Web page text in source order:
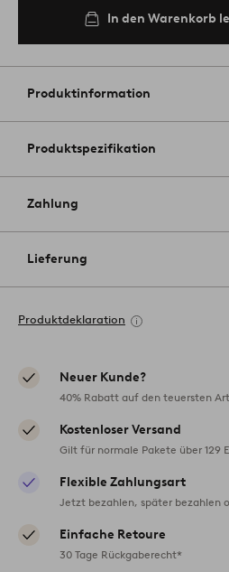
In den Warenkorb
Produktinformation
Produktspezifikation
Zahlung
Lieferung
Produktdeklaration
Neuer Kunde?
40% Rabatt auf den teuersten
Kostenloser Versand
Gilt für normale Pakete über 129
Flexible Zahlungsart
Jetzt bezahlen, später bezahlen
Einfache Retoure
30 Tage Rückgaberecht*